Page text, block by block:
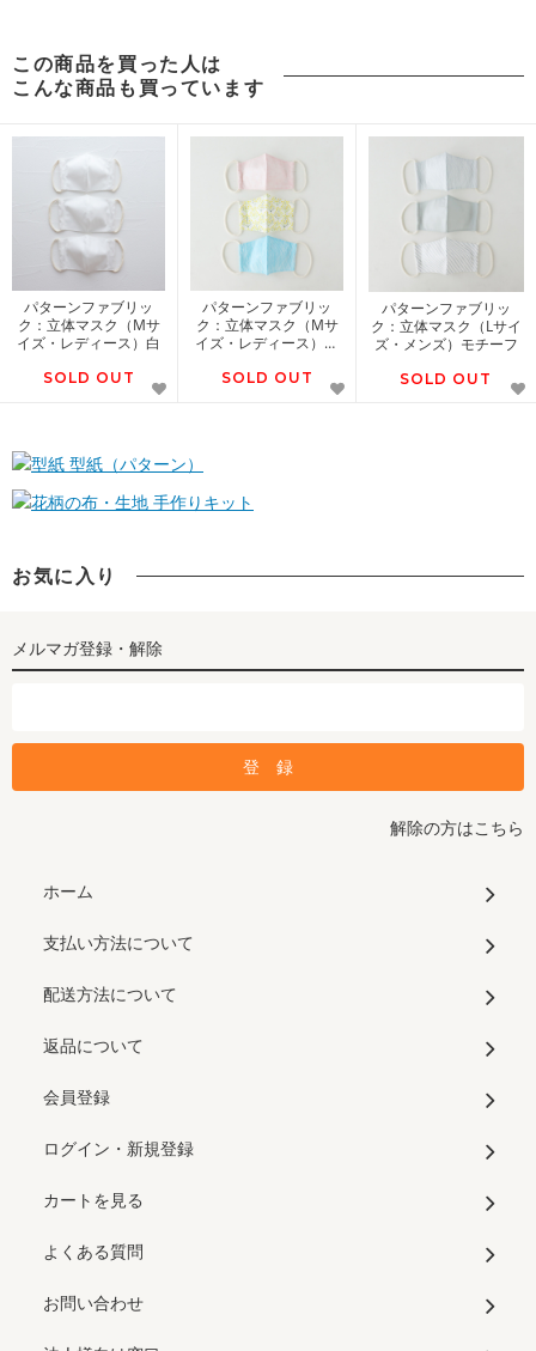
この商品を買った人は
こんな商品も買っています
パターンファブリッ
ク：立体マスク（Mサ
イズ・レディース）白
SOLD OUT
パターンファブリッ
ク：立体マスク（Mサ
イズ・レディース）モ
SOLD OUT
パターンファブリッ
ク：立体マスク（Lサイ
ズ・メンズ）モチーフ
SOLD OUT
型紙（パターン）
手作りキット
お気に入り
メルマガ登録・解除
解除の方はこちら
ホーム
支払い方法について
配送方法について
返品について
会員登録
ログイン・新規登録
カートを見る
よくある質問
お問い合わせ